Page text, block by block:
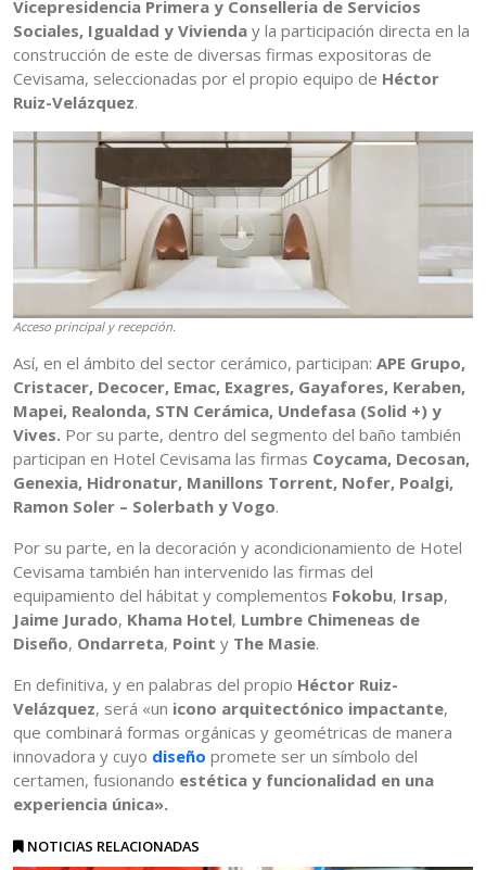
Vicepresidencia Primera y Conselleria de Servicios
Sociales, Igualdad y Vivienda y la participación directa en la
construcción de este de diversas firmas expositoras de
Cevisama, seleccionadas por el propio equipo de Héctor
Ruiz-Velázquez.
Acceso principal y recepción.
Así, en el ámbito del sector cerámico, participan: APE Grupo,
Cristacer, Decocer, Emac, Exagres, Gayafores, Keraben,
Mapei, Realonda, STN Cerámica, Undefasa (Solid +) y
Vives. Por su parte, dentro del segmento del baño también
participan en Hotel Cevisama las firmas Coycama, Decosan,
Genexia, Hidronatur, Manillons Torrent, Nofer, Poalgi,
Ramon Soler – Solerbath y Vogo.
Por su parte, en la decoración y acondicionamiento de Hotel
Cevisama también han intervenido las firmas del
equipamiento del hábitat y complementos Fokobu, Irsap,
Jaime Jurado, Khama Hotel, Lumbre Chimeneas de
Diseño, Ondarreta, Point y The Masie.
En definitiva, y en palabras del propio Héctor Ruiz-
Velázquez, será «un icono arquitectónico impactante,
que combinará formas orgánicas y geométricas de manera
innovadora y cuyo diseño promete ser un símbolo del
certamen, fusionando estética y funcionalidad en una
experiencia única».
NOTICIAS RELACIONADAS